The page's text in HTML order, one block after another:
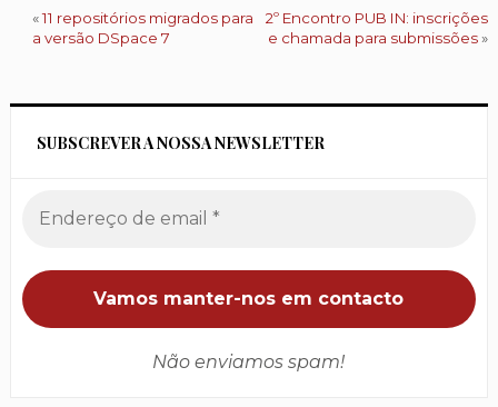
«11 repositórios migrados para
a versão DSpace 7
2º Encontro PUB IN: inscrições
e chamada para submissões»
SUBSCREVER A NOSSA NEWSLETTER
Não enviamos spam!